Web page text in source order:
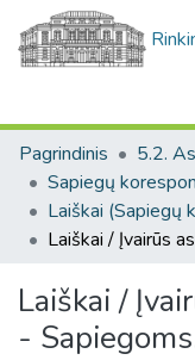
Pagrindinis
Laiškai /
-